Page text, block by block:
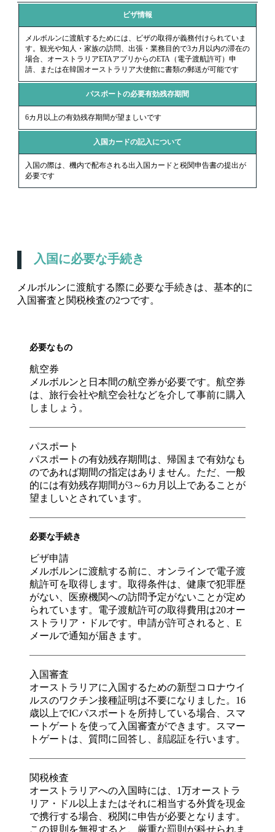
ビザ情報
メルボルンに渡航するためには、ビザの取得が義務付けられていま
す。観光や知人・家族の訪問、出張・業務目的で3カ月以内の滞在の
場合、オーストラリアETAアプリからのETA（電子渡航許可）申
請、または在韓国オーストラリア大使館に書類の郵送が可能です
パスポートの必要有効残存期間
6カ月以上の有効残存期間が望ましいです
入国カードの記入について
入国の際は、機内で配布される出入国カードと税関申告書の提出が
必要です
入国に必要な手続き
メルボルンに渡航する際に必要な手続きは、基本的に
入国審査と関税検査の2つです。
必要なもの
航空券
メルボルンと日本間の航空券が必要です。航空券
は、旅行会社や航空会社などを介して事前に購入
しましょう。
パスポート
パスポートの有効残存期間は、帰国まで有効なも
のであれば期間の指定はありません。ただ、一般
的には有効残存期間が3～6カ月以上であることが
望ましいとされています。
必要な手続き
ビザ申請
メルボルンに渡航する前に、オンラインで電子渡
航許可を取得します。取得条件は、健康で犯罪歴
がない、医療機関への訪問予定がないことが定め
られています。電子渡航許可の取得費用は20オー
ストラリア・ドルです。申請が許可されると、E
メールで通知が届きます。
入国審査
オーストラリアに入国するための新型コロナウイ
ルスのワクチン接種証明は不要になりました。16
歳以上でICパスポートを所持している場合、スマ
ートゲートを使って入国審査ができます。スマー
トゲートは、質問に回答し、顔認証を行います。
関税検査
オーストラリアへの入国時には、1万オーストラ
リア・ドル以上またはそれに相当する外貨を現金
で携行する場合、税関に申告が必要となります。
この規則を無視すると、厳重な罰則が科せられま